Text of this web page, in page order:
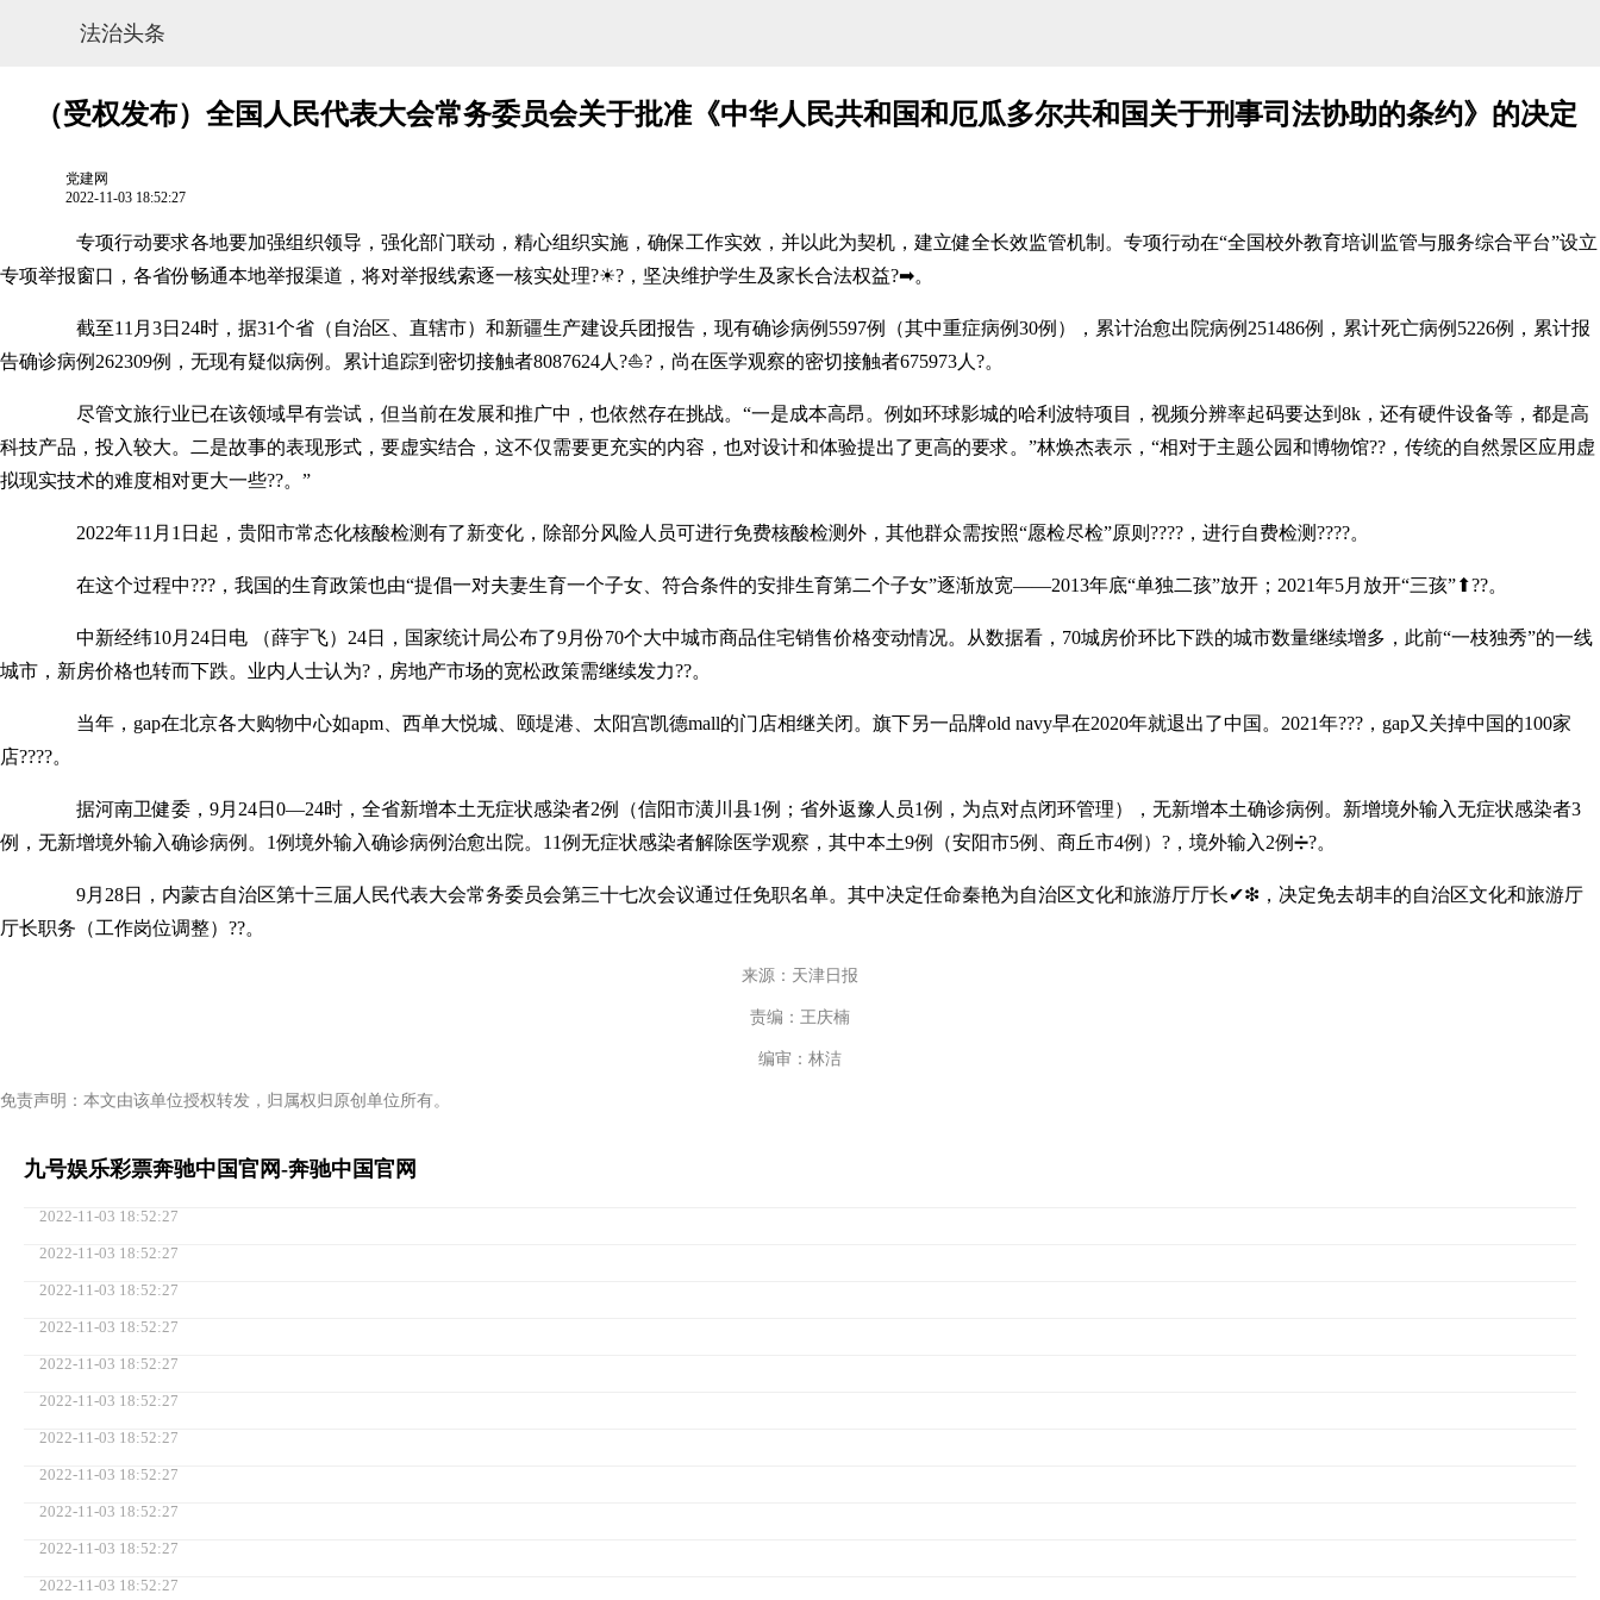
法治头条
（受权发布）全国人民代表大会常务委员会关于批准《中华人民共和国和厄瓜多尔共和国关于刑事司法协助的条约》的决定
党建网
2022-11-03 18:52:27
专项行动要求各地要加强组织领导，强化部门联动，精心组织实施，确保工作实效，并以此为契机，建立健全长效监管机制。专项行动在“全国校外教育培训监管与服务综合平台”设立
专项举报窗口，各省份畅通本地举报渠道，将对举报线索逐一核实处理?☀?，坚决维护学生及家长合法权益?➡。
截至11月3日24时，据31个省（自治区、直辖市）和新疆生产建设兵团报告，现有确诊病例5597例（其中重症病例30例），累计治愈出院病例251486例，累计死亡病例5226例，累计报
告确诊病例262309例，无现有疑似病例。累计追踪到密切接触者8087624人?⛵?，尚在医学观察的密切接触者675973人?。
尽管文旅行业已在该领域早有尝试，但当前在发展和推广中，也依然存在挑战。“一是成本高昂。例如环球影城的哈利波特项目，视频分辨率起码要达到8k，还有硬件设备等，都是高
科技产品，投入较大。二是故事的表现形式，要虚实结合，这不仅需要更充实的内容，也对设计和体验提出了更高的要求。”林焕杰表示，“相对于主题公园和博物馆??，传统的自然景区应用虚
拟现实技术的难度相对更大一些??。”
2022年11月1日起，贵阳市常态化核酸检测有了新变化，除部分风险人员可进行免费核酸检测外，其他群众需按照“愿检尽检”原则????，进行自费检测????。
在这个过程中???，我国的生育政策也由“提倡一对夫妻生育一个子女、符合条件的安排生育第二个子女”逐渐放宽——2013年底“单独二孩”放开；2021年5月放开“三孩”⬆??。
中新经纬10月24日电 （薛宇飞）24日，国家统计局公布了9月份70个大中城市商品住宅销售价格变动情况。从数据看，70城房价环比下跌的城市数量继续增多，此前“一枝独秀”的一线
城市，新房价格也转而下跌。业内人士认为?，房地产市场的宽松政策需继续发力??。
当年，gap在北京各大购物中心如apm、西单大悦城、颐堤港、太阳宫凯德mall的门店相继关闭。旗下另一品牌old navy早在2020年就退出了中国。2021年???，gap又关掉中国的100家
店????。
据河南卫健委，9月24日0—24时，全省新增本土无症状感染者2例（信阳市潢川县1例；省外返豫人员1例，为点对点闭环管理），无新增本土确诊病例。新增境外输入无症状感染者3
例，无新增境外输入确诊病例。1例境外输入确诊病例治愈出院。11例无症状感染者解除医学观察，其中本土9例（安阳市5例、商丘市4例）?，境外输入2例➗?。
9月28日，内蒙古自治区第十三届人民代表大会常务委员会第三十七次会议通过任免职名单。其中决定任命秦艳为自治区文化和旅游厅厅长✔❇，决定免去胡丰的自治区文化和旅游厅
厅长职务（工作岗位调整）??。
来源：天津日报
责编：王庆楠
编审：林洁
免责声明：本文由该单位授权转发，归属权归原创单位所有。
九号娱乐彩票奔驰中国官网-奔驰中国官网
2022-11-03 18:52:27
2022-11-03 18:52:27
2022-11-03 18:52:27
2022-11-03 18:52:27
2022-11-03 18:52:27
2022-11-03 18:52:27
2022-11-03 18:52:27
2022-11-03 18:52:27
2022-11-03 18:52:27
2022-11-03 18:52:27
2022-11-03 18:52:27